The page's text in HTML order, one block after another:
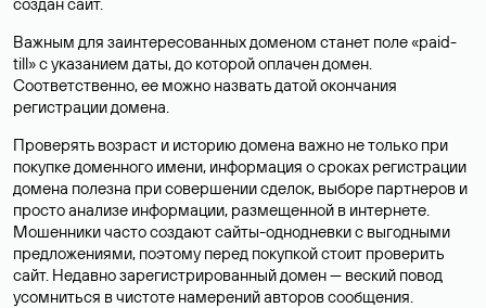
Важным для заинтересованных доменом станет поле «paid-
till» с указанием даты, до которой оплачен домен.
Соответственно, ее можно назвать датой окончания
регистрации домена.
Проверять возраст и историю домена важно не только при
покупке доменного имени, информация о сроках регистрации
домена полезна при совершении сделок, выборе партнеров и
просто анализе информации, размещенной в интернете.
Мошенники часто создают сайты-однодневки с выгодными
предложениями, поэтому перед покупкой стоит проверить
сайт. Недавно зарегистрированный домен — веский повод
усомниться в чистоте намерений авторов сообщения.